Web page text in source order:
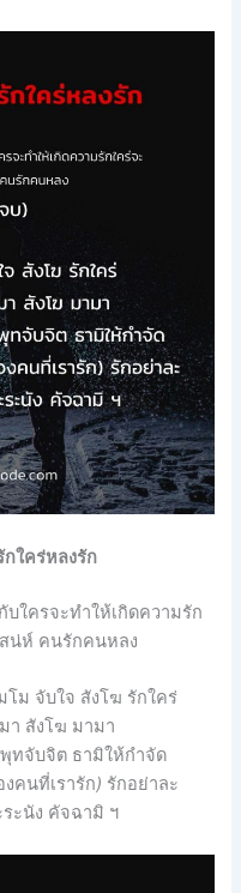
ใคร่หลงรัก
ใครจะทำให้เกิดความรัก
น่ห์ คนรักคนหลง
โม จับใจ สังโฆ รักใคร่
า สังโฆ มามา
พุทจับจิต ธามิให้กำจัด
คนที่เรารัก) รักอย่าละ
ระนัง คัจฉามิ ฯ